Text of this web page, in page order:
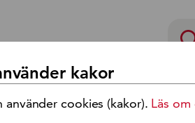
Jobb och karriär
kakor
cookies (kakor). Läs